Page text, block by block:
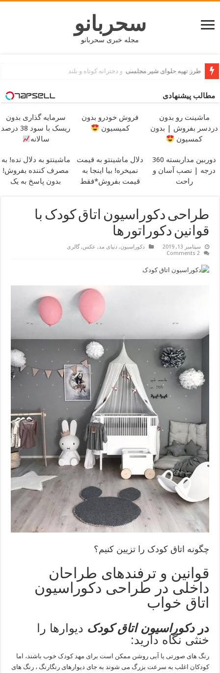
سحربانو
مجله خبری سحربانو
جدید ترین مدل های پافر زنانه و دخترانه کوتاه و بلند
مطالب پیشنهادی
ماشینت رو بدون
دردسر بفروش | بدون
کمسیون
فروش خودرو بدون
کمیسیون
سرمایه گذاری بدون
ریسک با سود 38 درصد
سالانه
دوربین مداربسته 360
درجه | نصب آسان و
راحت
دلال ماشینتو به قیمت
نمیخره! بیا اینجا به
قیمت بفروش*فقط
ماشینتو به دلال نده! به
مصرف کننده بفروش!
بدون پاسخ به یک
طراحی دکوراسیون اتاق کودک با
قوانین دکوراتورها
سپتامبر 13, 2019 دکوراسیون, دنیای مد, عکس,گالری
2 Comments
چگونه اتاق کودک را تزیین کنیم؟
قوانین و ترفندهای طراحان
داخلی در طراحی دکوراسیون
اتاق خواب
دردکوراسیون اتاق کودک دیوارها را
خنثی نگاه دارید:
رنگ های صورتی یا آبی روشن ممکن است برای مهد کودک خوب باشند، اما
کودکان اغلب به سرعت بزرگ می شوند به جای دیوارهای رنگارنگ ، رنگ های